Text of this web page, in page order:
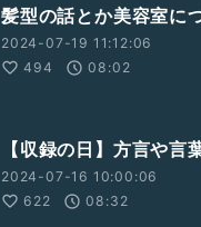
髪型の話とか美容室に
2024-07-19 11:12:06
494
08:02
【収録の日】方言や言
2024-07-16 10:00:06
622
08:32